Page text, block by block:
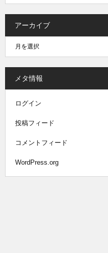
アーカイブ
メタ情報
ログイン
投稿フィード
コメントフィード
WordPress.org